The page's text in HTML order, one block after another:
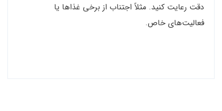
دقت رعایت کنید. مثلاً اجتناب از برخی غذاها یا
فعالیت‌های خاص.